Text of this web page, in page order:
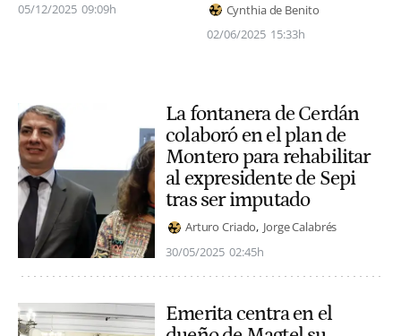
05/12/2025 09:09h
Cynthia de Benito
02/06/2025 15:33h
La fontanera de Cerdán
colaboró en el plan de
Montero para rehabilitar
al expresidente de Sepi
tras ser imputado
Arturo Criado Jorge Calabrés
30/05/2025 02:45h
Emerita centra en el